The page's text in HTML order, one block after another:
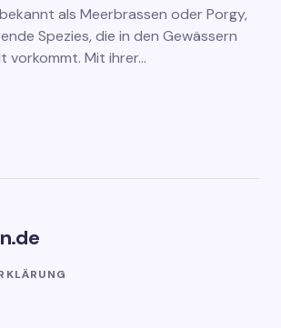
als Meerbrassen oder Porgy,
Spezies, die in den Gewässern
vorkommt. Mit ihrer…